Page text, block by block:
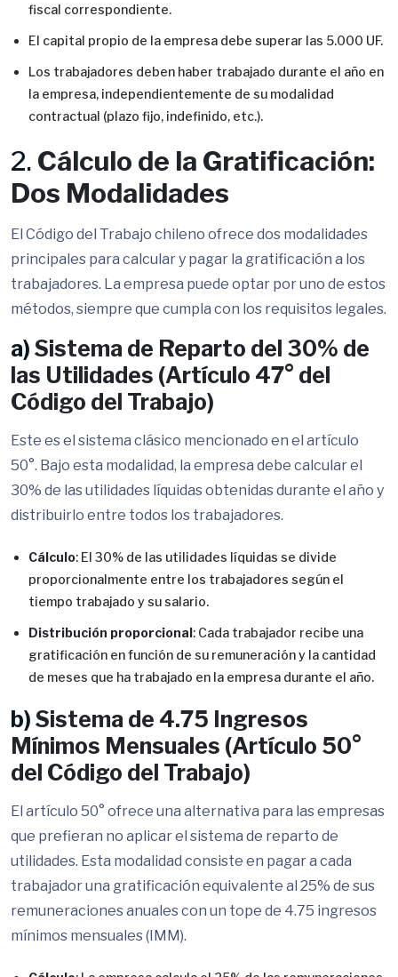
fiscal correspondiente.
El capital propio de la empresa debe superar las 5.000 UF.
Los trabajadores deben haber trabajado durante el año en
la empresa, independientemente de su modalidad
contractual (plazo fijo, indefinido, etc.).
2. Cálculo de la Gratificación:
Dos Modalidades
El Código del Trabajo chileno ofrece dos modalidades
principales para calcular y pagar la gratificación a los
trabajadores. La empresa puede optar por uno de estos
métodos, siempre que cumpla con los requisitos legales.
a) Sistema de Reparto del 30% de
las Utilidades (Artículo 47° del
Código del Trabajo)
Este es el sistema clásico mencionado en el artículo
50°. Bajo esta modalidad, la empresa debe calcular el
30% de las utilidades líquidas obtenidas durante el año y
distribuirlo entre todos los trabajadores.
Cálculo: El 30% de las utilidades líquidas se divide
proporcionalmente entre los trabajadores según el
tiempo trabajado y su salario.
Distribución proporcional: Cada trabajador recibe una
gratificación en función de su remuneración y la cantidad
de meses que ha trabajado en la empresa durante el año.
b) Sistema de 4.75 Ingresos
Mínimos Mensuales (Artículo 50°
del Código del Trabajo)
El artículo 50° ofrece una alternativa para las empresas
que prefieran no aplicar el sistema de reparto de
utilidades. Esta modalidad consiste en pagar a cada
trabajador una gratificación equivalente al 25% de sus
remuneraciones anuales con un tope de 4.75 ingresos
mínimos mensuales (IMM).